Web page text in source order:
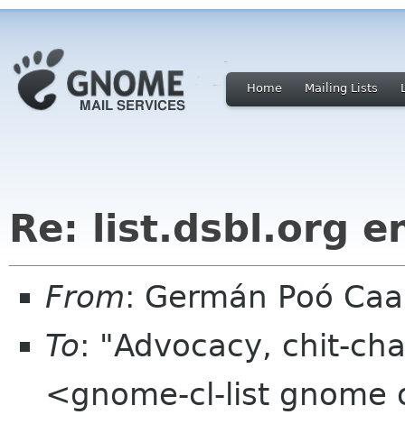
Home Mailing Lists
Re: list.dsbl.org
From: Germán Poó
To: "Advocacy, chit-
<gnome-cl-list gnome